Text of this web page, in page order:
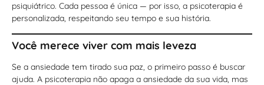
psiquiátrico. Cada pessoa é única — por isso, a psicoterapia é
personalizada, respeitando seu tempo e sua história.
Você merece viver com mais leveza
Se a ansiedade tem tirado sua paz, o primeiro passo é buscar
ajuda. A psicoterapia não apaga a ansiedade da sua vida, mas